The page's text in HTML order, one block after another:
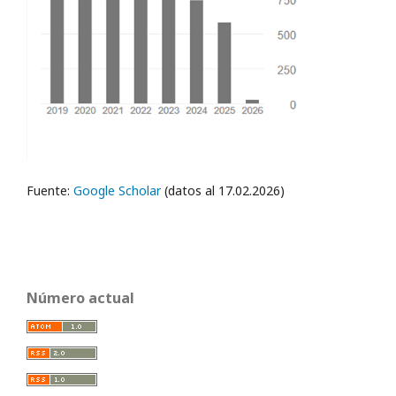
Fuente: Google Scholar(datos al 17.02.2026)
Número actual